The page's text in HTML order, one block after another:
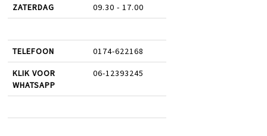
ZATERDAG 09.30 - 17.00
TELEFOON 0174-622168
KLIK VOOR
WHATSAPP
06-12393245